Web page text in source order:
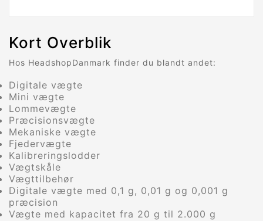
Kort Overblik
Hos HeadshopDanmark finder du blandt andet:
Digitale vægte
Mini vægte
Lommevægte
Præcisionsvægte
Mekaniske vægte
Fjedervægte
Kalibreringslodder
Vægtskåle
Vægttilbehør
Digitale vægte med 0,1 g, 0,01 g og 0,001 g
præcision
Vægte med kapacitet fra 20 g til 2.000 g